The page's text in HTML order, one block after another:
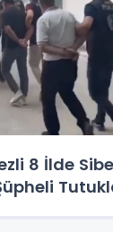
8 İlde